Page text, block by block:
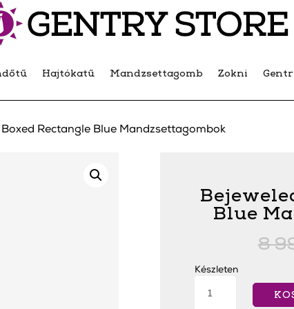
Hajtókatű Mandzsettagomb Zokni
Rectangle Blue Mandzsettagombok
Blue
8
Készleten
Boxed